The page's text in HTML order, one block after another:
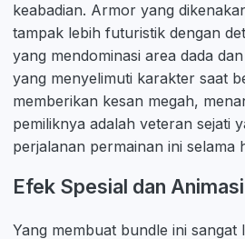
keabadian. Armor yang
tampak lebih futuristik dengan
yang mendominasi area dada
yang menyelimuti karakter saat
memberikan kesan megah,
pemiliknya adalah veteran sejati
perjalanan permainan ini selama
Efek Spesial dan
Yang membuat bundle ini